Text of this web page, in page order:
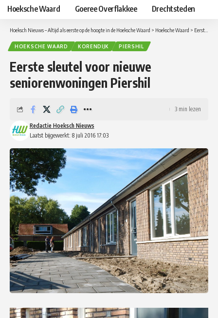
aanpassen
Hoeksche Waard Goeree Overflakkee Drechtsteden
Hoeksch Nieuws – Altijd als eerste op de hoogte in de Hoeksche Waard > Hoeksche Waard > Eerste sleutel voor nieuwe seniorenwoningen Piershil
HOEKSCHE WAARD KORENDIJK PIERSHIL
Eerste sleutel voor nieuwe
seniorenwoningen Piershil
Laatst bijgewerkt: 8 juli 2016 17:03
Redactie Hoeksch Nieuws
3 min lezen